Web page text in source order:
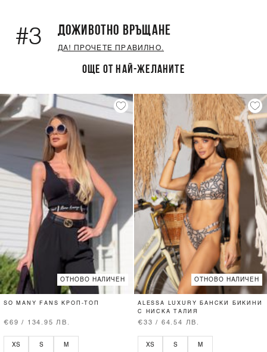
#3 ДОЖИВОТНО ВРЪЩАНЕ
ДА! ПРОЧЕТЕ ПРАВИЛНО.
ОЩЕ ОТ НАЙ-ЖЕЛАНИТЕ
ОТНОВО НАЛИЧЕН
SO MANY FANS КРОП-ТОП
€69 / 134.95 ЛВ.
XS S M
ОТНОВО НАЛИЧЕН
ALESSA LUXURY БАНСКИ БИКИНИ
С НИСКА ТАЛИЯ
€33 / 64.54 ЛВ.
XS S M